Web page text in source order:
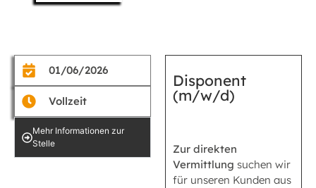
01/06/2026
Vollzeit
Mehr Informationen zur
Stelle
Disponent
(m/w/d)
Zur direkten
Vermittlung suchen wir
für unseren Kunden aus